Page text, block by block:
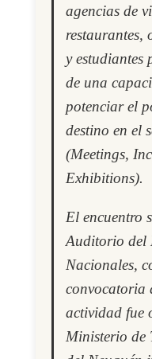
agencias de
restaurantes,
y estudiantes
de una
potenciar el
destino en el
(Meetings,
Exhibitions).
El encuentro
Auditorio del
Nacionales,
convocatoria
actividad fue
Ministerio de